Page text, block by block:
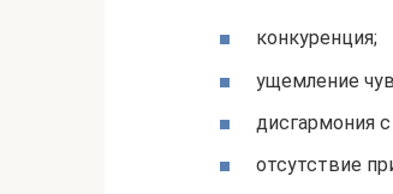
конкуренция;
ущемление
дисгармония
отсутствие